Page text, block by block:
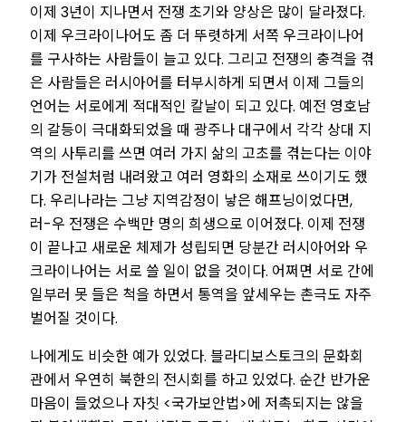
이제 3년이 지나면서 전쟁 초기와 양상은 많이 달라졌다.
이제 우크라이나어도 좀 더 뚜렷하게 서쪽 우크라이나어
를 구사하는 사람들이 늘고 있다. 그리고 전쟁의 충격을 겪
은 사람들은 러시아어를 터부시하게 되면서 이제 그들의
언어는 서로에게 적대적인 칼날이 되고 있다. 예전 영호남
의 갈등이 극대화되었을 때 광주나 대구에서 각각 상대 지
역의 사투리를 쓰면 여러 가지 삶의 고초를 겪는다는 이야
기가 전설처럼 내려왔고 여러 영화의 소재로 쓰이기도 했
다. 우리나라는 그냥 지역감정이 낳은 해프닝이었다면,
러-우 전쟁은 수백만 명의 희생으로 이어졌다. 이제 전쟁
이 끝나고 새로운 체제가 성립되면 당분간 러시아어와 우
크라이나어는 서로 쓸 일이 없을 것이다. 어쩌면 서로 간에
일부러 못 들은 척을 하면서 통역을 앞세우는 촌극도 자주
벌어질 것이다.
나에게도 비슷한 예가 있었다. 블라디보스토크의 문화회
관에서 우연히 북한의 전시회를 하고 있었다. 순간 반가운
마음이 들었으나 자칫 <국가보안법>에 저촉되지는 않을